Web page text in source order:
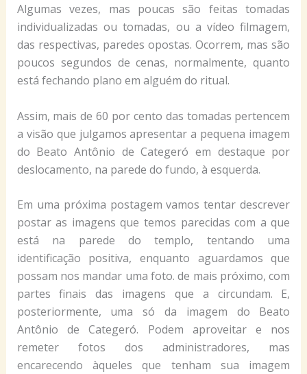
Algumas vezes, mas poucas são feitas tomadas
individualizadas ou tomadas, ou a vídeo filmagem,
das respectivas, paredes opostas. Ocorrem, mas são
poucos segundos de cenas, normalmente, quanto
está fechando plano em alguém do ritual.
Assim, mais de 60 por cento das tomadas pertencem
a visão que julgamos apresentar a pequena imagem
do Beato Antônio de Categeró em destaque por
deslocamento, na parede do fundo, à esquerda.
Em uma próxima postagem vamos tentar descrever
postar as imagens que temos parecidas com a que
está na parede do templo, tentando uma
identificação positiva, enquanto aguardamos que
possam nos mandar uma foto. de mais próximo, com
partes finais das imagens que a circundam. E,
posteriormente, uma só da imagem do Beato
Antônio de Categeró. Podem aproveitar e nos
remeter fotos dos administradores, mas
encarecendo àqueles que tenham sua imagem